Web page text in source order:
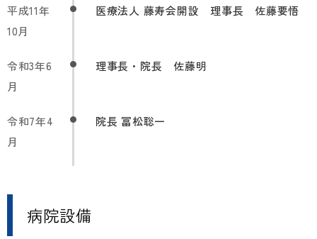
平成11年
10月
医療法人 藤寿会開設 理事長 佐藤要悟
令和3年6
月
理事長・院長 佐藤明
令和7年4
月
院長 冨松聡一
病院設備